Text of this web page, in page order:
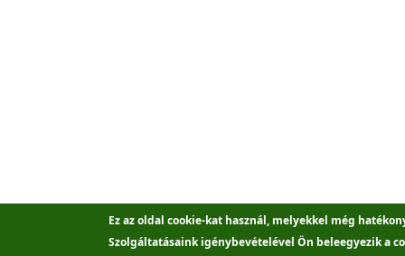
Ez az oldal cookie-kat használ, melyekkel még
Szolgáltatásaink igénybevételével Ön beleegyezik a